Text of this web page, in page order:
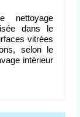
nettoyage
dans le
vitrées
selon le
intérieur